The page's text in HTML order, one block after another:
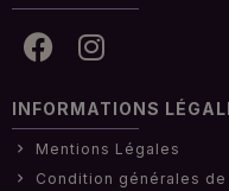
INFORMATIONS
Mentions Légales
Condition générales de